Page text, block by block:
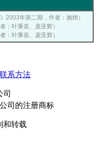
2003年第二期，作者：施炜）
：叶秉喜、庞亚辉）
：叶秉喜、庞亚辉）
联系方法
司
司的注册商标
和转载